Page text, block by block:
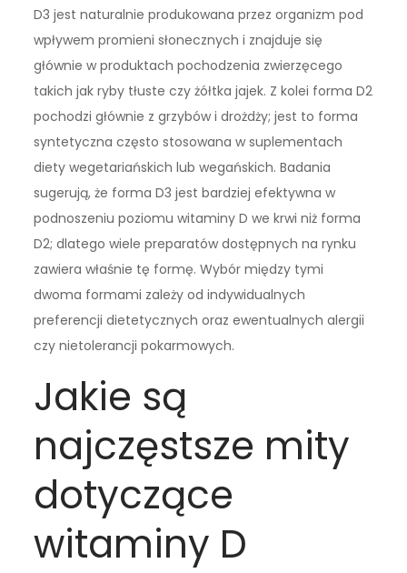
D3 jest naturalnie produkowana przez organizm pod
wpływem promieni słonecznych i znajduje się
głównie w produktach pochodzenia zwierzęcego
takich jak ryby tłuste czy żółtka jajek. Z kolei forma D2
pochodzi głównie z grzybów i drożdży; jest to forma
syntetyczna często stosowana w suplementach
diety wegetariańskich lub wegańskich. Badania
sugerują, że forma D3 jest bardziej efektywna w
podnoszeniu poziomu witaminy D we krwi niż forma
D2; dlatego wiele preparatów dostępnych na rynku
zawiera właśnie tę formę. Wybór między tymi
dwoma formami zależy od indywidualnych
preferencji dietetycznych oraz ewentualnych alergii
czy nietolerancji pokarmowych.
Jakie są
najczęstsze mity
dotyczące
witaminy D